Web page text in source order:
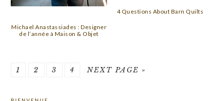
Michael Anastassiades : Designer
de l’année à Maison & Objet
4 Questions About Barn Quilts
PAGE
1 PAGE
2 PAGE
3 PAGE
4
GO
NEXT PAGE »